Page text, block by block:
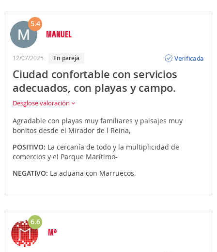
5.4
MANUEL
12/07/2025 En pareja
Verificada
Ciudad confortable con servicios
adecuados, con playas y campo.
Desglose valoración
Agradable con playas muy familiares y paisajes muy
bonitos desde el Mirador de l Reina,
POSITIVO: La cercanía de todo y la multiplicidad de
comercios y el Parque Marítimo-
NEGATIVO: La aduana con Marruecos.
6.6
Mª